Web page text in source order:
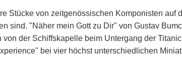
Stücke von zeitgenössischen Komponisten auf
sind. "Näher mein Gott zu Dir" von Gustav
der Schiffskapelle beim Untergang der
bei vier höchst unterschiedlichen